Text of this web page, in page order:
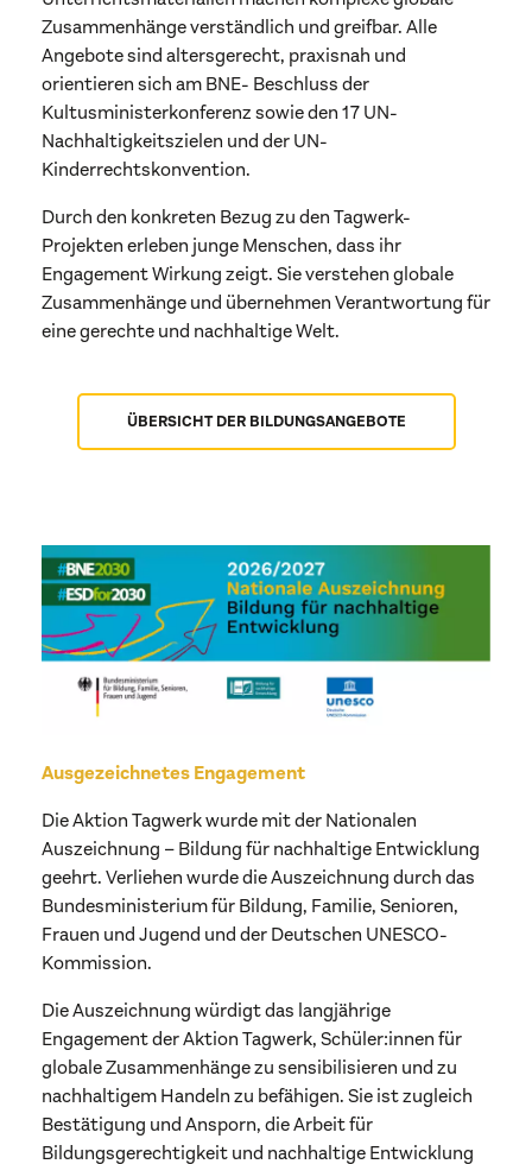
Zusammenhänge verständlich und greifbar. Alle
Angebote sind altersgerecht, praxisnah und
orientieren sich am BNE- Beschluss der
Kultusministerkonferenzsowie den 17 UN-
Nachhaltigkeitszielen und der UN-
Kinderrechtskonvention.
Durch den konkreten Bezug zu den Tagwerk-
Projekten erleben junge Menschen, dass ihr
Engagement Wirkung zeigt. Sie verstehen globale
Zusammenhänge und übernehmen Verantwortung für
eine gerechte und nachhaltige Welt.
ÜBERSICHT DER BILDUNGSANGEBOTE
Ausgezeichnetes Engagement
Die Aktion Tagwerk wurde mit der Nationalen
Auszeichnung – Bildung für nachhaltige Entwicklung
geehrt. Verliehen wurde die Auszeichnung durch das
Bundesministerium für Bildung, Familie, Senioren,
Frauen und Jugend und der Deutschen UNESCO-
Kommission.
Die Auszeichnung würdigt das langjährige
Engagement der Aktion Tagwerk, Schüler:innen für
globale Zusammenhänge zu sensibilisieren und zu
nachhaltigem Handeln zu befähigen. Sie ist zugleich
Bestätigung und Ansporn, die Arbeit für
Bildungsgerechtigkeit und nachhaltige Entwicklung